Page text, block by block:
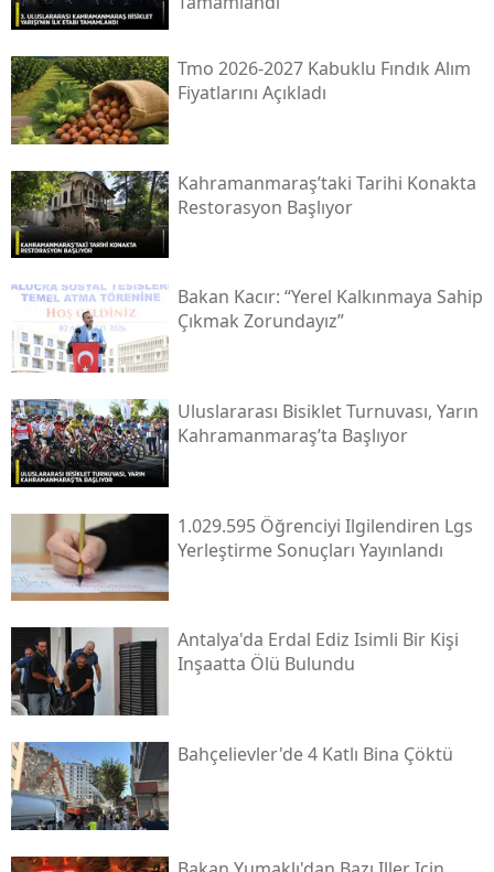
Tmo 2026-2027 Kabuklu Fındık Alım
Fiyatlarını Açıkladı
Kahramanmaraş’taki Tarihi Konakta
Restorasyon Başlıyor
Bakan Kacır: “yerel Kalkınmaya Sahip
Çıkmak Zorundayız”
Uluslararası Bisiklet Turnuvası, Yarın
Kahramanmaraş’ta Başlıyor
1.029.595 Öğrenciyi Ilgilendiren Lgs
Yerleştirme Sonuçları Yayınlandı
Antalya'da Erdal Ediz Isimli Bir Kişi
Inşaatta Ölü Bulundu
Bahçelievler'de 4 Katlı Bina Çöktü